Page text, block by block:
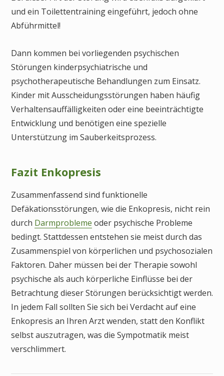
und ein Toilettentraining eingeführt, jedoch ohne
Abführmittel!
Dann kommen bei vorliegenden psychischen
Störungen kinderpsychiatrische und
psychotherapeutische Behandlungen zum Einsatz.
Kinder mit Ausscheidungsstörungen haben häufig
Verhaltensauffälligkeiten oder eine beeinträchtigte
Entwicklung und benötigen eine spezielle
Unterstützung im Sauberkeitsprozess.
Fazit Enkopresis
Zusammenfassend sind funktionelle
Defäkationsstörungen, wie die Enkopresis, nicht rein
durch Darmprobleme oder psychische Probleme
bedingt. Stattdessen entstehen sie meist durch das
Zusammenspiel von körperlichen und psychosozialen
Faktoren. Daher müssen bei der Therapie sowohl
psychische als auch körperliche Einflüsse bei der
Betrachtung dieser Störungen berücksichtigt werden.
In jedem Fall sollten Sie sich bei Verdacht auf eine
Enkopresis an Ihren Arzt wenden, statt den Konflikt
selbst auszutragen, was die Sympotmatik meist
verschlimmert.